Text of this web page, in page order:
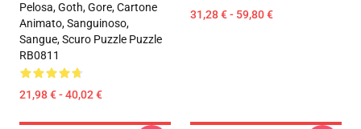
Pelosa, Goth, Gore, Cartone
Animato, Sanguinoso,
Sangue, Scuro Puzzle Puzzle
RB0811
21,98 € - 40,02 €
31,28 € - 59,80 €